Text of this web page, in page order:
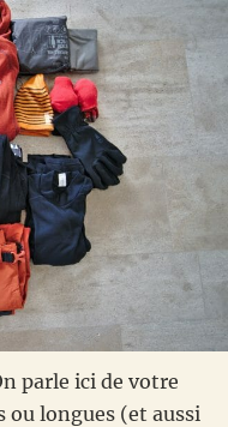
parle ici de votre
longues (et aussi